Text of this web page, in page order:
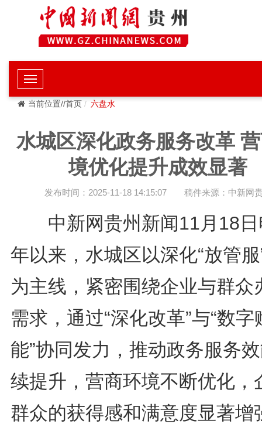
当前位置//首页 六盘水
水城区深化政务服务改革
境优化提升成效显著
发布时间：2025-11-18 14:15:07 稿件来源：中新网
中新网贵州新闻11月18日
年以来，水城区以深化“放管
为主线，紧密围绕企业与群众
需求，通过“深化改革”与“数字
能”协同发力，推动政务服务
续提升，营商环境不断优化，
群众的获得感和满意度显著增